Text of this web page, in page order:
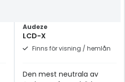
Audeze
LCD-X
Finns för visning / hemlån
Den mest neutrala av